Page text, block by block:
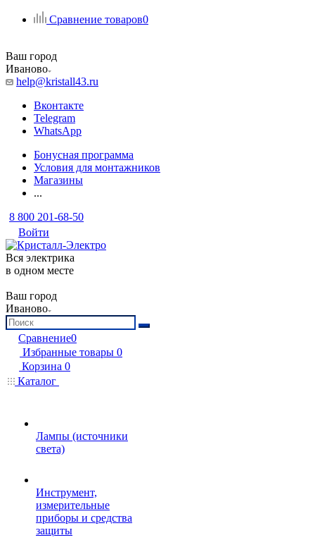
Сравнение товаров0
Ваш город
Иваново
help@kristall43.ru
Вконтакте
Telegram
WhatsApp
Бонусная программа
Условия для монтажников
Магазины
...
8 800 201-68-50
Войти
Вся электрика
в одном месте
Ваш город
Иваново
Сравнение0
Избранные товары 0
Корзина 0
Каталог
Лампы (источники
света)
Инструмент,
измерительные
приборы и средства
защиты